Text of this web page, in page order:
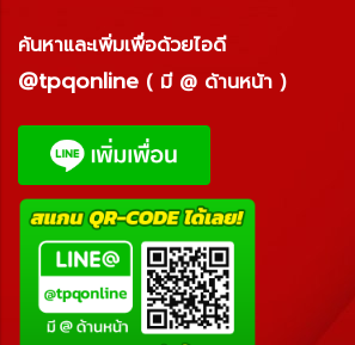
ค้นหาและเพิ่มเพื่อด้วยไอดี
@tpqonline ( มี @ ด้านหน้า )